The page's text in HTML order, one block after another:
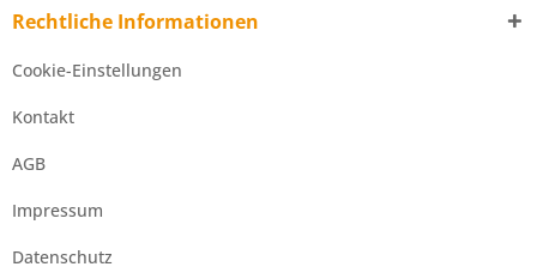
Rechtliche Informationen
Cookie-Einstellungen
Kontakt
AGB
Impressum
Datenschutz